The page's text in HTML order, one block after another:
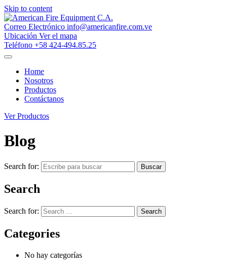
Skip to content
Correo Electrónico info@americanfire.com.ve
Ubicación Ver el mapa
Teléfono +58 424-494.85.25
Home
Nosotros
Productos
Contáctanos
Ver Productos
Blog
Search for: Buscar
Search
Search for: Search
Categories
No hay categorías